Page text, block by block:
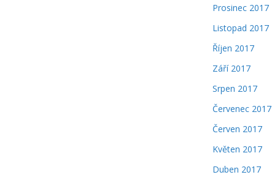
Prosinec 2017
Listopad 2017
Říjen 2017
Září 2017
Srpen 2017
Červenec 2017
Červen 2017
Květen 2017
Duben 2017